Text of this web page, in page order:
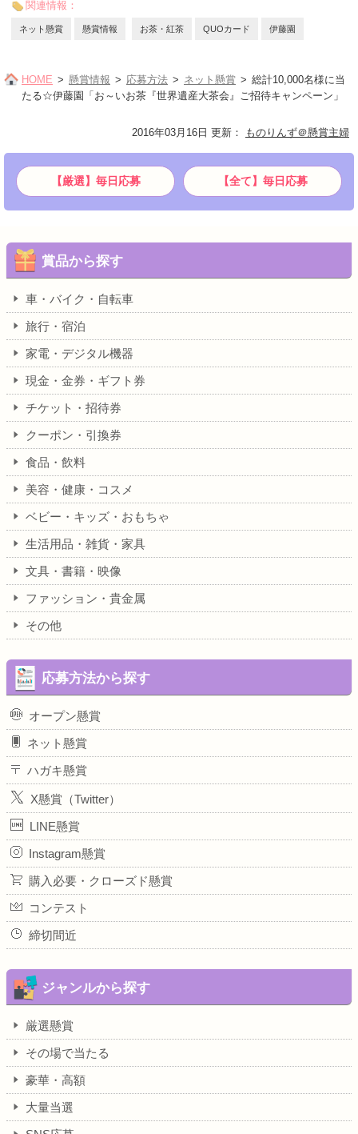
関連情報：
ネット懸賞 懸賞情報 お茶・紅茶 QUOカード 伊藤園
HOME 懸賞情報 応募方法 ネット懸賞
総計10,000名様に当
たる☆伊藤園「お～いお茶『世界遺産大茶会』ご招待キャンペーン」
2016年03月16日 更新 ： ものりんず＠懸賞主婦
【厳選】毎日応募 【全て】毎日応募
賞品から探す
車・バイク・自転車
旅行・宿泊
家電・デジタル機器
現金・金券・ギフト券
チケット・招待券
クーポン・引換券
食品・飲料
美容・健康・コスメ
ベビー・キッズ・おもちゃ
生活用品・雑貨・家具
文具・書籍・映像
ファッション・貴金属
その他
応募方法から探す
オープン懸賞
ネット懸賞
ハガキ懸賞
X懸賞（Twitter）
LINE懸賞
Instagram懸賞
購入必要・クローズド懸賞
コンテスト
締切間近
ジャンルから探す
厳選懸賞
その場で当たる
豪華・高額
大量当選